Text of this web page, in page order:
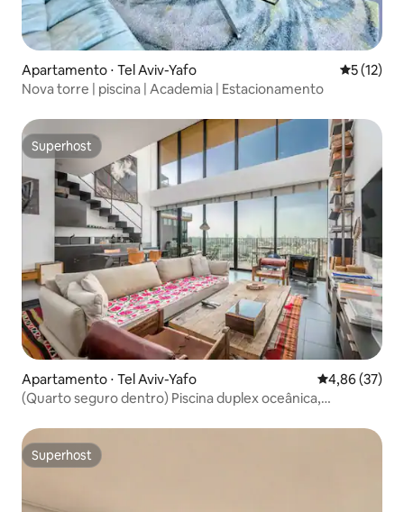
Apartamento ⋅ Tel Aviv-Yafo 5 de uma
5 (12)
Nova torre | piscina | Academia | Estacionamento
Superhost
Superhost
Apartamento ⋅ Tel Aviv-Yafo 4,86 de uma
4,86 (37)
(Quarto seguro dentro) Piscina duplex oceânica,
Superhost
Superhost